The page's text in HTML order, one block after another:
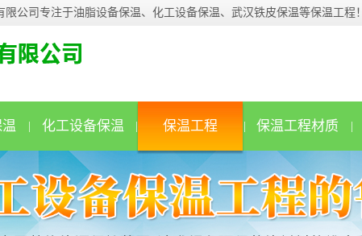
公司专注于油脂设备保温、化工设备保温、武汉铁皮保温等保温工程！
化工设备保温 保温工程 保温工程材质